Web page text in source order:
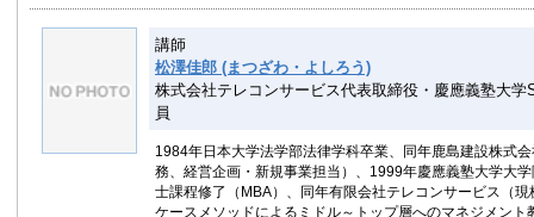
講師
松澤佳郎 (まつざわ・よしろう)
株式会社テレコンサービス代表取締役・慶應義塾大学
員
1984年日本大学法学部法律学科卒業、同年鹿島建設株式
務、経営企画・新規事業担当）、1999年慶應義塾大学大
士課程修了（MBA）、同年有限会社テレコンサービス（
ケースメソッドによるミドル～トップ層へのマネジメント